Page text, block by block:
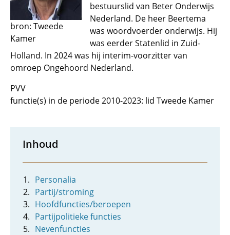
bron: Tweede
Kamer
bestuurslid van Beter Onderwijs
Nederland. De heer Beertema
was woordvoerder onderwijs. Hij
was eerder Statenlid in Zuid-
Holland. In 2024 was hij interim-voorzitter van
omroep Ongehoord Nederland.
PVV
functie(s) in de periode 2010-2023: lid Tweede Kamer
Inhoud
Personalia
Partij/stroming
Hoofdfuncties/beroepen
Partijpolitieke functies
Nevenfuncties